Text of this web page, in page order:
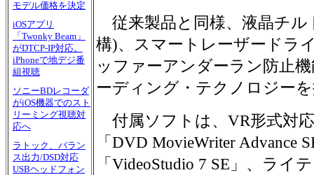
モデル価格を決定
iOSアプリ
「Twonky Beam」
がDTCP-IP対応。
iPhoneで地デジ番
組視聴
ソニーBDレコーダ
がiOS機器でのスト
リーミング視聴対
応へ
ラトック、バラン
ス出力/DSD対応
USBヘッドフォン
従来製品と同様、液晶チル
構)、スマートレーザードラ
ッファーアンダーラン防止
ーディング・テクノロジー
付属ソフトは、VR形式対
「DVD MovieWriter Advance
「VideoStudio 7 SE」、ライ